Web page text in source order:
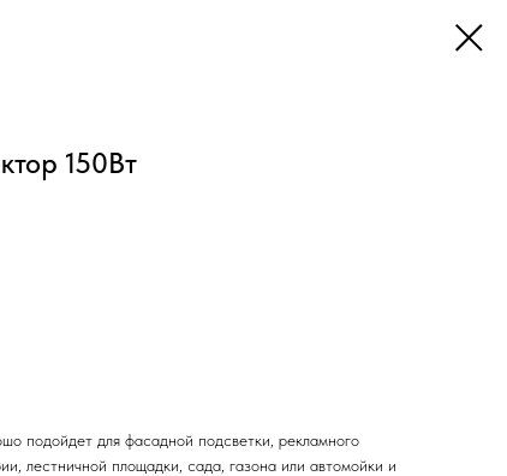
150Вт
подойдет для фасадной подсветки, рекламного
лестничной площадки, сада, газона или автомойки и